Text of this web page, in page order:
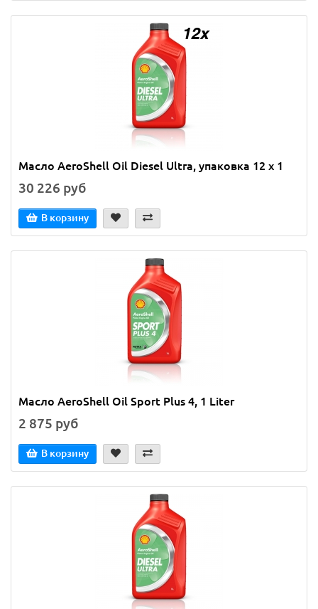
Масло AeroShell Oil Diesel Ultra, упаковка 12 x 1
30 226 руб
В корзину
Масло AeroShell Oil Sport Plus 4, 1 Liter
2 875 руб
В корзину